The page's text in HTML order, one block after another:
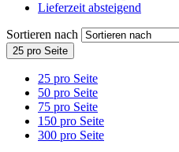
Lieferzeit absteigend
Sortieren nach
25 pro Seite
25 pro Seite
50 pro Seite
75 pro Seite
150 pro Seite
300 pro Seite